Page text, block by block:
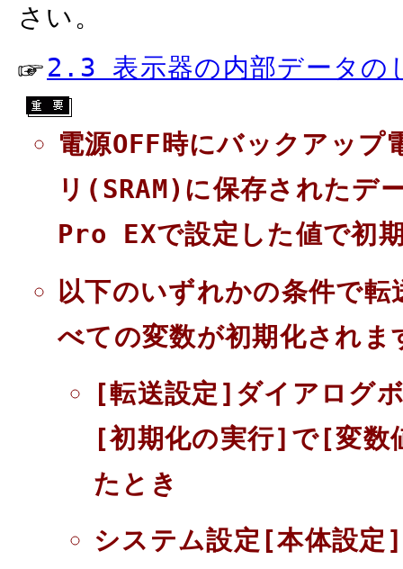
さい。
2.3 表示器の内部データの
電源OFF時にバックアッ
リ(SRAM)に保存されたデ
Pro EXで設定した値で初
以下のいずれかの条件で
べての変数が初期化されま
[転送設定]ダイアログ
[初期化の実行]で[変数
たとき
システム設定[本体設